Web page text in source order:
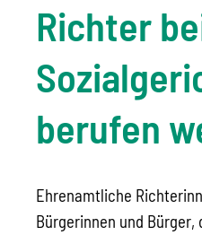
Richter
berufen
Ehrenamtliche
Bürgerinnen und